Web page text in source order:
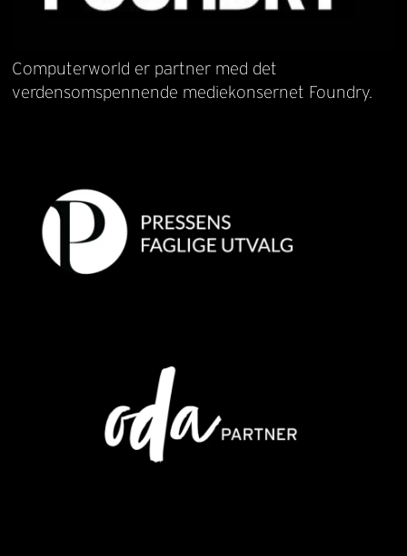
Computerworld er partner med det
verdensomspennende mediekonsernet Foundry.